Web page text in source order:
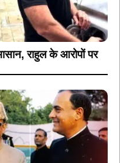
राहुल के आरोपों पर